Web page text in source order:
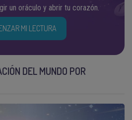
un oráculo y abrir tu corazón.
MI LECTURA
DEL MUNDO POR